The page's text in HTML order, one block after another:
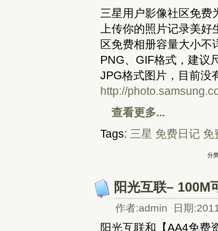
三星用户影像社区免费
上传你的照片记录美
区免费相册容量大小
PNG、GIF格式，建议
JPG格式图片，目前没
http://
查看更多...
Tags: 三星 免费日记 免
分
阳光互联– 100M
作者:admin 日期
阳光互联和【AA4免费